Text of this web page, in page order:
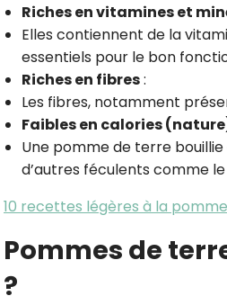
Riches en vitamines et
Elles contiennent de la
essentiels pour le bon
Riches en fibres:
Les fibres, notamment
Faibles en calories
Une pomme de terre
d’autres féculents comme
10 recettes légères à la
Pommes de
?